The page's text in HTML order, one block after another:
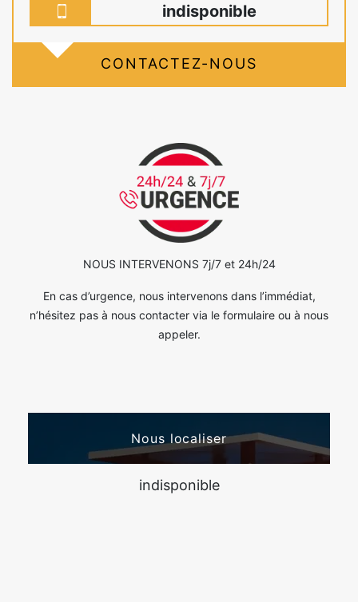
indisponible
CONTACTEZ-NOUS
NOUS INTERVENONS 7j/7 et 24h/24
En cas d’urgence, nous intervenons dans l’immédiat,
n’hésitez pas à nous contacter via le formulaire ou à nous
appeler.
Nous localiser
indisponible